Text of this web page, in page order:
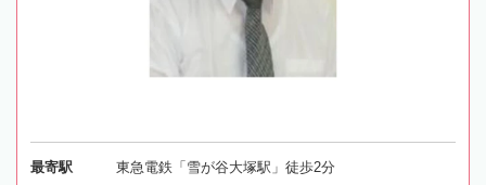
最寄駅 東急電鉄「雪が谷大塚駅」徒歩2分